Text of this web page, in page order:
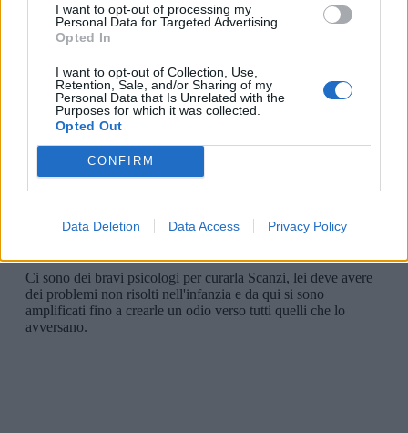
I want to opt-out of processing my
Personal Data for Targeted Advertising.
Opted In
I want to opt-out of Collection, Use,
Retention, Sale, and/or Sharing of my
Personal Data that Is Unrelated with the
Purposes for which it was collected.
Opted Out
CONFIRM
Data Deletion Data Access Privacy Policy